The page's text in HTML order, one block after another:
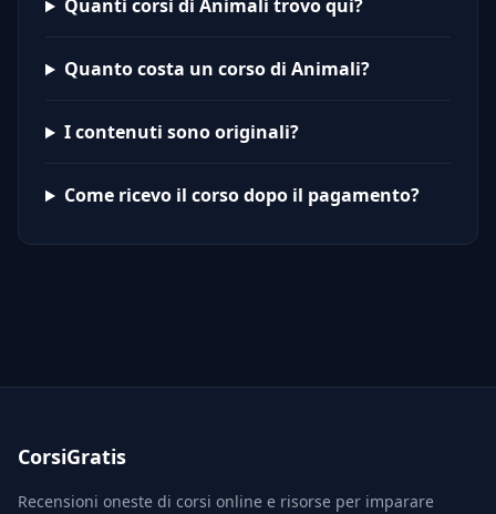
Quanti corsi di Animali trovo qui?
Quanto costa un corso di Animali?
I contenuti sono originali?
Come ricevo il corso dopo il pagamento?
CorsiGratis
Recensioni oneste di corsi online e risorse per imparare